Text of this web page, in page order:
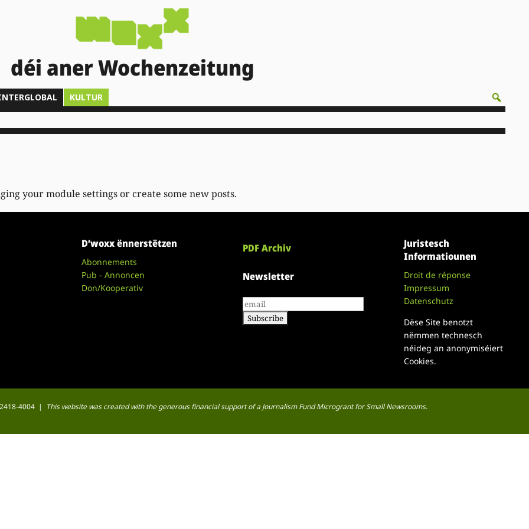
déi aner Wochenzeitung
KULTUR
your module settings or create some new posts.
D’woxx ënnerstëtzen
Abonnements
Pub - Annoncen
Don/Kooperativ
PDF Archiv
Newsletter
Juristesch
Informatiounen
Droit de réponse
Impressum
Datenschutz
Dëse Site benotzt
nëmmen technesch
néideg an anonymiséiert
Cookies.
4004 | This website was created with the generous financial support of a Journalism Fund Microgrant for Small Newsrooms.